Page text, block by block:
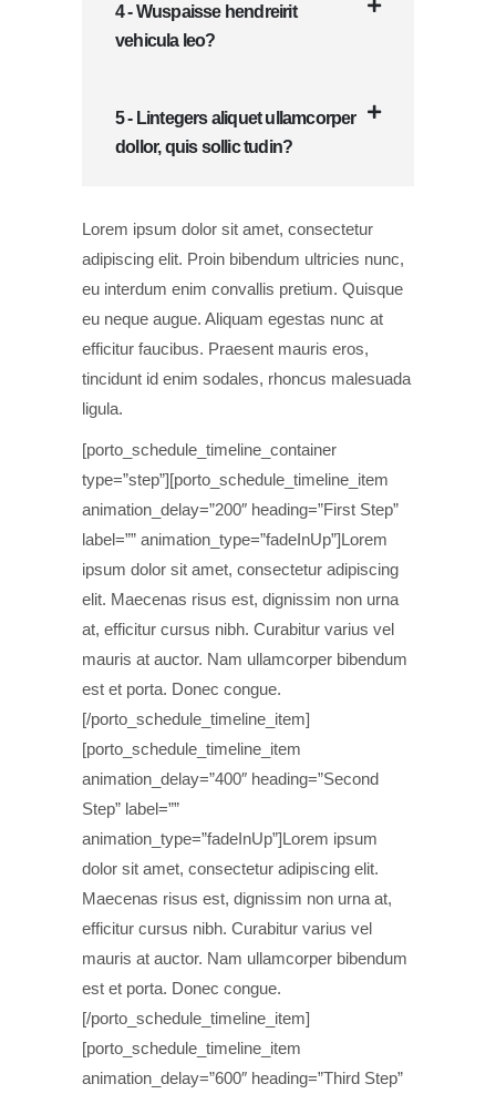
4 - Wuspaisse hendreirit
vehicula leo?
5 - Lintegers aliquet ullamcorper
dollor, quis sollic tudin?
Lorem ipsum dolor sit amet, consectetur
adipiscing elit. Proin bibendum ultricies nunc,
eu interdum enim convallis pretium. Quisque
eu neque augue. Aliquam egestas nunc at
efficitur faucibus. Praesent mauris eros,
tincidunt id enim sodales, rhoncus malesuada
ligula.
[porto_schedule_timeline_container
type=”step”][porto_schedule_timeline_item
animation_delay=”200″ heading=”First Step”
label=”” animation_type=”fadeInUp”]Lorem
ipsum dolor sit amet, consectetur adipiscing
elit. Maecenas risus est, dignissim non urna
at, efficitur cursus nibh. Curabitur varius vel
mauris at auctor. Nam ullamcorper bibendum
est et porta. Donec congue.
[/porto_schedule_timeline_item]
[porto_schedule_timeline_item
animation_delay=”400″ heading=”Second
Step” label=””
animation_type=”fadeInUp”]Lorem ipsum
dolor sit amet, consectetur adipiscing elit.
Maecenas risus est, dignissim non urna at,
efficitur cursus nibh. Curabitur varius vel
mauris at auctor. Nam ullamcorper bibendum
est et porta. Donec congue.
[/porto_schedule_timeline_item]
[porto_schedule_timeline_item
animation_delay=”600″ heading=”Third Step”